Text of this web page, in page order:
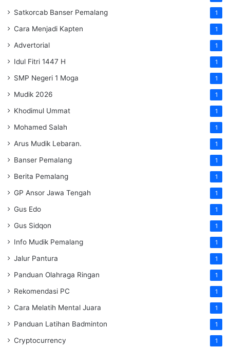
Satkorcab Banser Pemalang 1
Cara Menjadi Kapten 1
Advertorial 1
Idul Fitri 1447 H 1
SMP Negeri 1 Moga 1
Mudik 2026 1
Khodimul Ummat 1
Mohamed Salah 1
Arus Mudik Lebaran. 1
Banser Pemalang 1
Berita Pemalang 1
GP Ansor Jawa Tengah 1
Gus Edo 1
Gus Sidqon 1
Info Mudik Pemalang 1
Jalur Pantura 1
Panduan Olahraga Ringan 1
Rekomendasi PC 1
Cara Melatih Mental Juara 1
Panduan Latihan Badminton 1
Cryptocurrency 1